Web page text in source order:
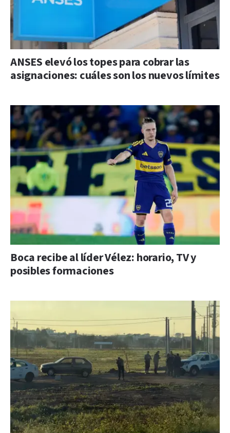
ANSES elevó los topes para cobrar las
asignaciones: cuáles son los nuevos límites
Boca recibe al líder Vélez: horario, TV y
posibles formaciones